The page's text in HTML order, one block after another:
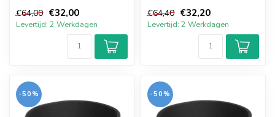
afdichting en is gemaakt
van ...
€64,00 €32,00
Levertijd: 2 Werkdagen
afdichting en is gemaakt
van ...
€64,40 €32,20
Levertijd: 2 Werkdagen
-50% -50%